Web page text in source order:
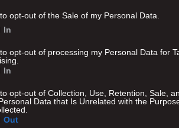
opt-out of the Sale of my Personal Data.
In
opt-out of processing my Personal Data for
In
opt-out of Collection, Use, Retention, Sale,
Data that Is Unrelated with the
Out